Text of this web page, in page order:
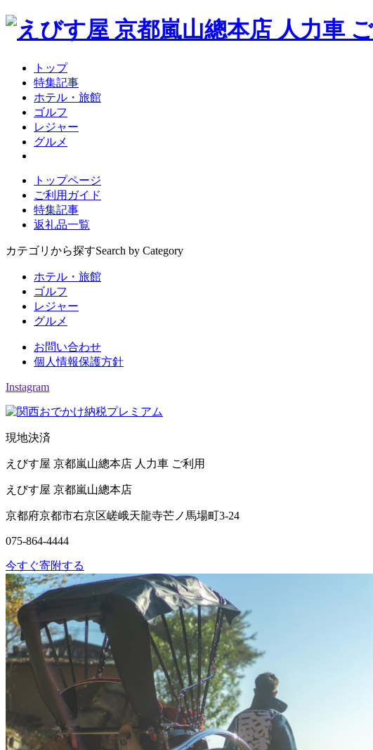
トップ
特集記事
ホテル・旅館
ゴルフ
レジャー
グルメ
トップページ
ご利用ガイド
特集記事
返礼品一覧
カテゴリから探すSearch by Category
ホテル・旅館
ゴルフ
レジャー
グルメ
お問い合わせ
個人情報保護方針
Instagram
現地決済
えびす屋 京都嵐山總本店 人力車 ご利用
えびす屋 京都嵐山總本店
京都府京都市右京区嵯峨天龍寺芒ノ馬場町3-24
075-864-4444
今すぐ寄附する